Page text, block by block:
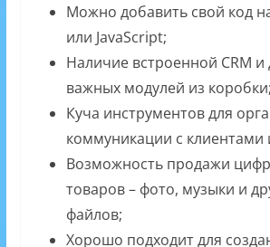
Можно добавить свой код
или JavaScript;
Наличие встроенной CRM и
важных модулей из коробки;
Куча инструментов для
коммуникации с клиентами
Возможность продажи
товаров – фото, музыки и
файлов;
Хорошо подходит для